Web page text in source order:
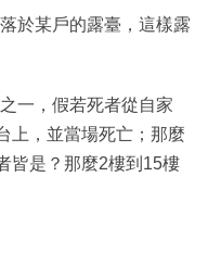
於某戶的露臺，這樣露
一，假若死者從自家
上，並當場死亡；那麼
皆是？那麼2樓到15樓